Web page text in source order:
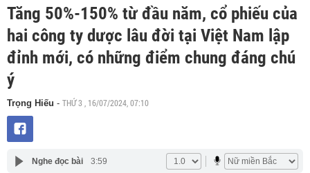
Tăng 50%-150% từ đầu năm, cổ phiếu của
hai công ty dược lâu đời tại Việt Nam lập
đỉnh mới, có những điểm chung đáng chú
ý
Trọng Hiếu - THỨ 3 , 16/07/2024, 07:10
Nghe đọc bài 3:59